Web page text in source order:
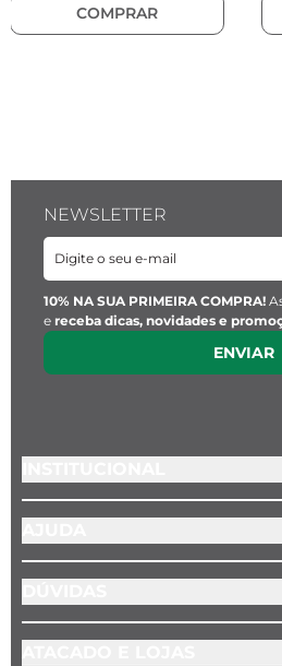
COMPRAR
NEWSLETTER
10% NA SUA PRIMEIRA COMPRA!
e receba dicas, novidades e
ENVIAR